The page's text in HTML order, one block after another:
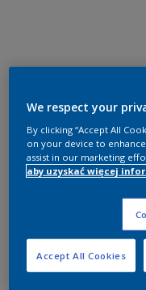
We respect your
By clicking “Accept All
on your device to
assist in our marketing
aby uzyskać więcej
Accept All Cookies